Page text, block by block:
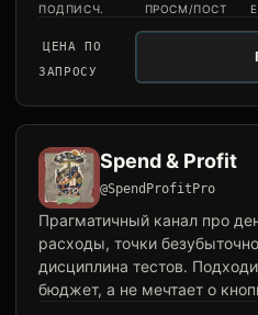
ПОДПИСЧ. ПРОСМ/ПОСТ
ЦЕНА ПО
ЗАПРОСУ
Spend & Profit
@SpendProfitPro
Прагматичный канал про
расходы, точки
дисциплина тестов.
бюджет, а не мечтает о